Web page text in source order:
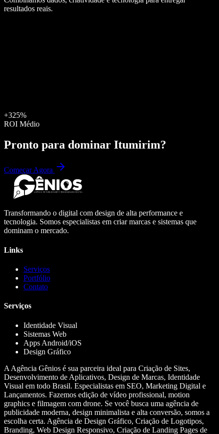
resultados reais.
+325%
ROI Médio
Pronto para dominar Itumirim?
Começar Agora
Transformando o digital com design de alta performance e
tecnologia. Somos especialistas em criar marcas e sistemas que
dominam o mercado.
Links
Serviços
Portfólio
Contato
Serviços
Identidade Visual
Sistemas Web
Apps Android/iOS
Design Gráfico
A Agência Gênios é sua parceira ideal para Criação de Sites,
Desenvolvimento de Aplicativos, Design de Marcas, Identidade
Visual em todo Brasil. Especialistas em SEO, Marketing Digital e
Lançamentos. Fazemos edição de vídeo profissional, motion
graphics e filmagem com drone. Se você busca uma agência de
publicidade moderna, design minimalista e alta conversão, somos a
escolha certa. Agência de Design Gráfico, Criação de Logotipos,
Branding, Web Design Responsivo, Criação de Landing Pages de